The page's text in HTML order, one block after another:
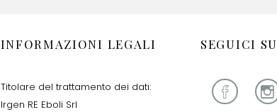
INFORMAZIONI LEGALI
Titolare del trattamento dei dati:
Irgen RE Eboli Srl
SEGUICI SU